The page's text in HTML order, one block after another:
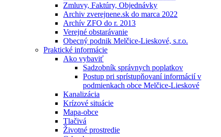
Zmluvy, Faktúry, Objednávky
Archiv zverejnene.sk do marca 2022
Archív ZFO do r. 2013
Verejné obstarávanie
Obecný podnik Melčice-Lieskové, s.r.o.
Praktické informácie
Ako vybaviť
Sadzobník správnych poplatkov
Postup pri sprístupňovaní informácií v
podmienkach obce Melčice-Lieskové
Kanalizácia
Krízové situácie
Mapa-obce
Tlačivá
Životné prostredie